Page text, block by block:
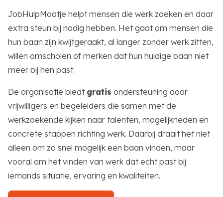
JobHulpMaatje helpt mensen die werk zoeken en daar
extra steun bij nodig hebben. Het gaat om mensen die
hun baan zijn kwijtgeraakt, al langer zonder werk zitten,
willen omscholen of merken dat hun huidige baan niet
meer bij hen past.
De organisatie biedt gratis ondersteuning door
vrijwilligers en begeleiders die samen met de
werkzoekende kijken naar talenten, mogelijkheden en
concrete stappen richting werk. Daarbij draait het niet
alleen om zo snel mogelijk een baan vinden, maar
vooral om het vinden van werk dat echt past bij
iemands situatie, ervaring en kwaliteiten.